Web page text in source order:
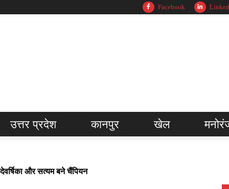
Facebook
उत्तर प्रदेश कानपुर खेल
और सत्यम बने चैंपियन